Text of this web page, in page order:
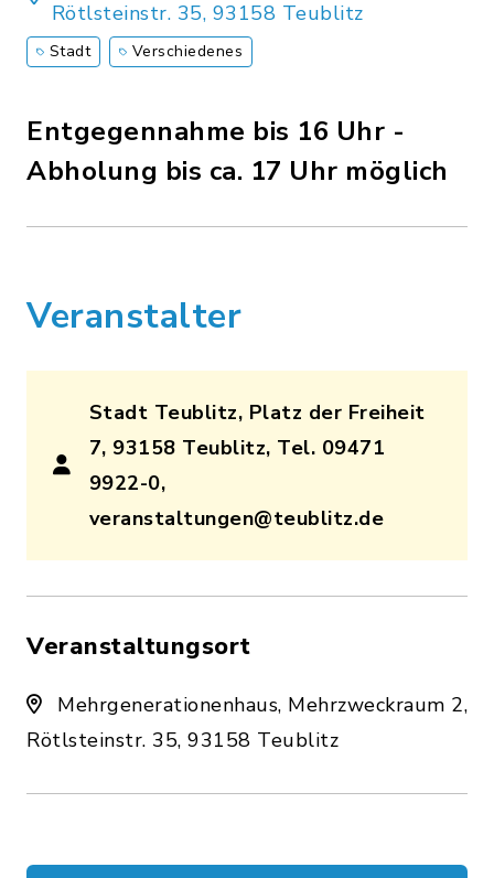
Rötlsteinstr. 35, 93158 Teublitz
Stadt Verschiedenes
Entgegennahme bis 16 Uhr -
Abholung bis ca. 17 Uhr möglich
Veranstalter
Stadt Teublitz, Platz der Freiheit
7, 93158 Teublitz, Tel. 09471
9922-0,
veranstaltungen@teublitz.de
Veranstaltungsort
Mehrgenerationenhaus, Mehrzweckraum 2,
Rötlsteinstr. 35, 93158 Teublitz